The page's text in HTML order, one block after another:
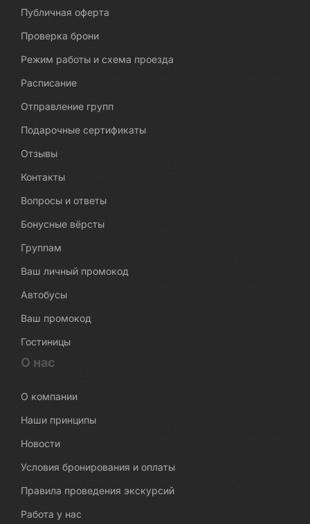
Публичная оферта
Проверка брони
Режим работы и схема проезда
Расписание
Отправление групп
Подарочные сертификаты
Отзывы
Контакты
Вопросы и ответы
Бонусные вёрсты
Группам
Ваш личный промокод
Автобусы
Ваш промокод
Гостиницы
О нас
О компании
Наши принципы
Новости
Условия бронирования и оплаты
Правила проведения экскурсий
Работа у нас